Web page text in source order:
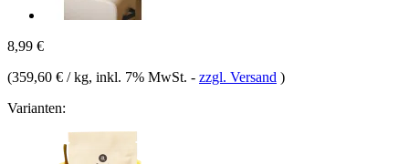
8,99 €
(359,60 € / kg, inkl. 7% MwSt. - zzgl. Versand )
Varianten: